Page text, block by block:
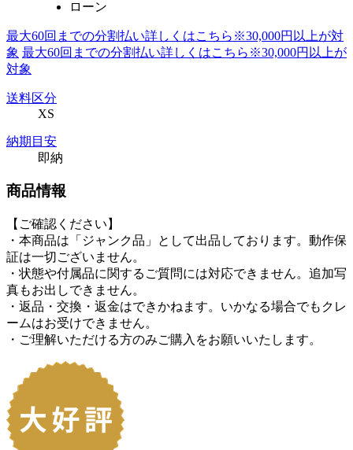
ローン
最大60回までの分割払い詳しくはこちら※30,000円以上が対
象 最大60回までの分割払い詳しくはこちら※30,000円以上が
対象
送料区分
XS
納期目安
即納
商品情報
【ご確認ください】
・本商品は「ジャンク品」として出品しております。動作保
証は一切ございません。
・状態や付属品に関するご質問には対応できません。追加写
真もお出しできません。
・返品・交換・返金はできかねます。いかなる場合でもクレ
ームはお受けできません。
・ご理解いただける方のみご購入をお願いいたします。